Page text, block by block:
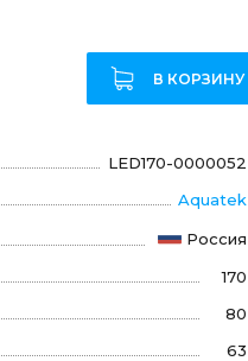
В КОРЗИНУ
LED170-0000052
Aquatek
Россия
170
80
63